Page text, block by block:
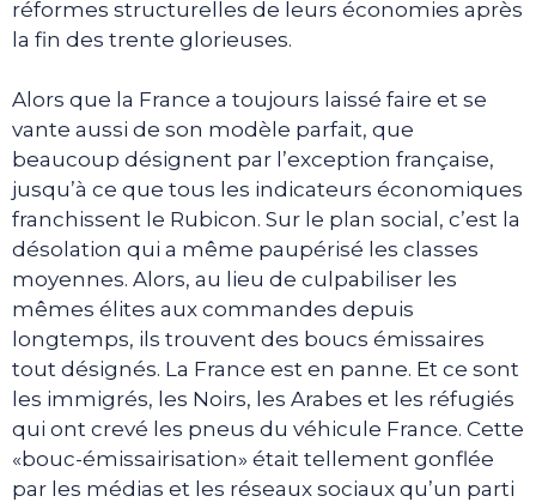
réformes structurelles de leurs économies après
la fin des trente glorieuses.
Alors que la France a toujours laissé faire et se
vante aussi de son modèle parfait, que
beaucoup désignent par l’exception française,
jusqu’à ce que tous les indicateurs économiques
franchissent le Rubicon. Sur le plan social, c’est la
désolation qui a même paupérisé les classes
moyennes. Alors, au lieu de culpabiliser les
mêmes élites aux commandes depuis
longtemps, ils trouvent des boucs émissaires
tout désignés. La France est en panne. Et ce sont
les immigrés, les Noirs, les Arabes et les réfugiés
qui ont crevé les pneus du véhicule France. Cette
«bouc-émissairisation» était tellement gonflée
par les médias et les réseaux sociaux qu’un parti